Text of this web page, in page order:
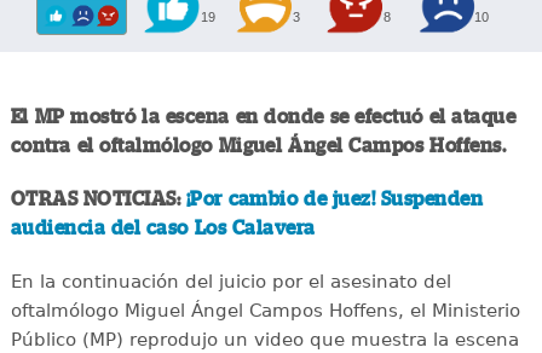
19 3 8 10
El MP mostró la escena en donde se efectuó el ataque
contra el oftalmólogo Miguel Ángel Campos Hoffens.
OTRAS NOTICIAS: ¡Por cambio de juez! Suspenden
audiencia del caso Los Calavera
En la continuación del juicio por el asesinato del
oftalmólogo Miguel Ángel Campos Hoffens, el Ministerio
Público (MP) reprodujo un video que muestra la escena